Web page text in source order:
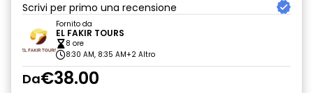
Scrivi per primo una recensione
Fornito da
EL FAKIR TOURS
8 ore
8:30 AM, 8:35 AM+2 Altro
Da€38.00